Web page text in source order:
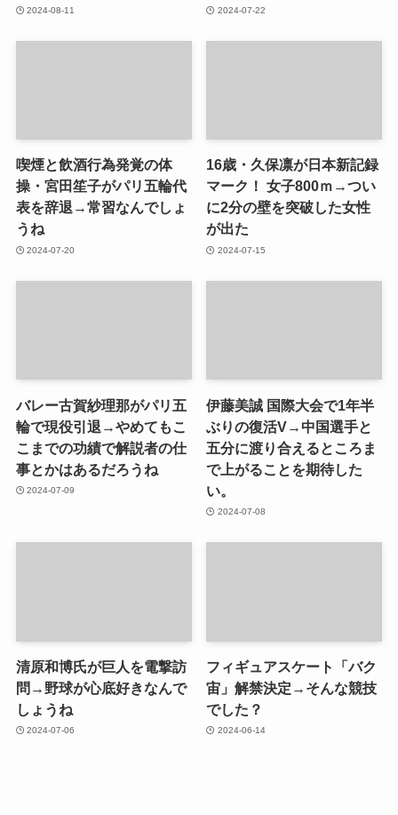
2024-08-11 2024-07-22
喫煙と飲酒行為発覚の体
操・宮田笙子がパリ五輪代
表を辞退→常習なんでしょ
うね
2024-07-20
16歳・久保凛が日本新記録
マーク！ 女子800ｍ→つい
に2分の壁を突破した女性
が出た
2024-07-15
バレー古賀紗理那がパリ五
輪で現役引退→やめてもこ
こまでの功績で解説者の仕
事とかはあるだろうね
2024-07-09
伊藤美誠 国際大会で1年半
ぶりの復活V→中国選手と
五分に渡り合えるところま
で上がることを期待した
い。
2024-07-08
清原和博氏が巨人を電撃訪
問→野球が心底好きなんで
しょうね
2024-07-06
フィギュアスケート「バク
宙」解禁決定→そんな競技
でした？
2024-06-14